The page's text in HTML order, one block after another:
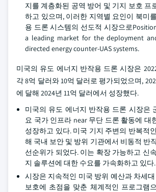
지를 계층화된 공역 방어 및 기지 보호 프
하고 있으며, 이러한 지역별 요인이 북미
용 드론 시스템의 선도적 시장으로
a leading market for the deployment
directed energy counter‑UAS systems.
미국의 유도 에너지 반작용 드론 시장은
각 8억 달러와 10억 달러로 평가되었으며,
에 달해 2024년 11억 달러에서 성장했다.
미국의 유도 에너지 반작용 드론 시장은
요 국가 인프라 near 무단 드론 활동에 대
성장하고 있다. 미국 기지 주변의 반복적
해 국내 보안 및 방위 기관에서 비동적 반
선순위가 되었다. 이는 확장 가능하고 신
지 솔루션에 대한 수요를 가속화하고 있다.
시장은 지속적인 미국 방위 예산과 차세
보호에 초점을 맞춘 체계적인 프로그램